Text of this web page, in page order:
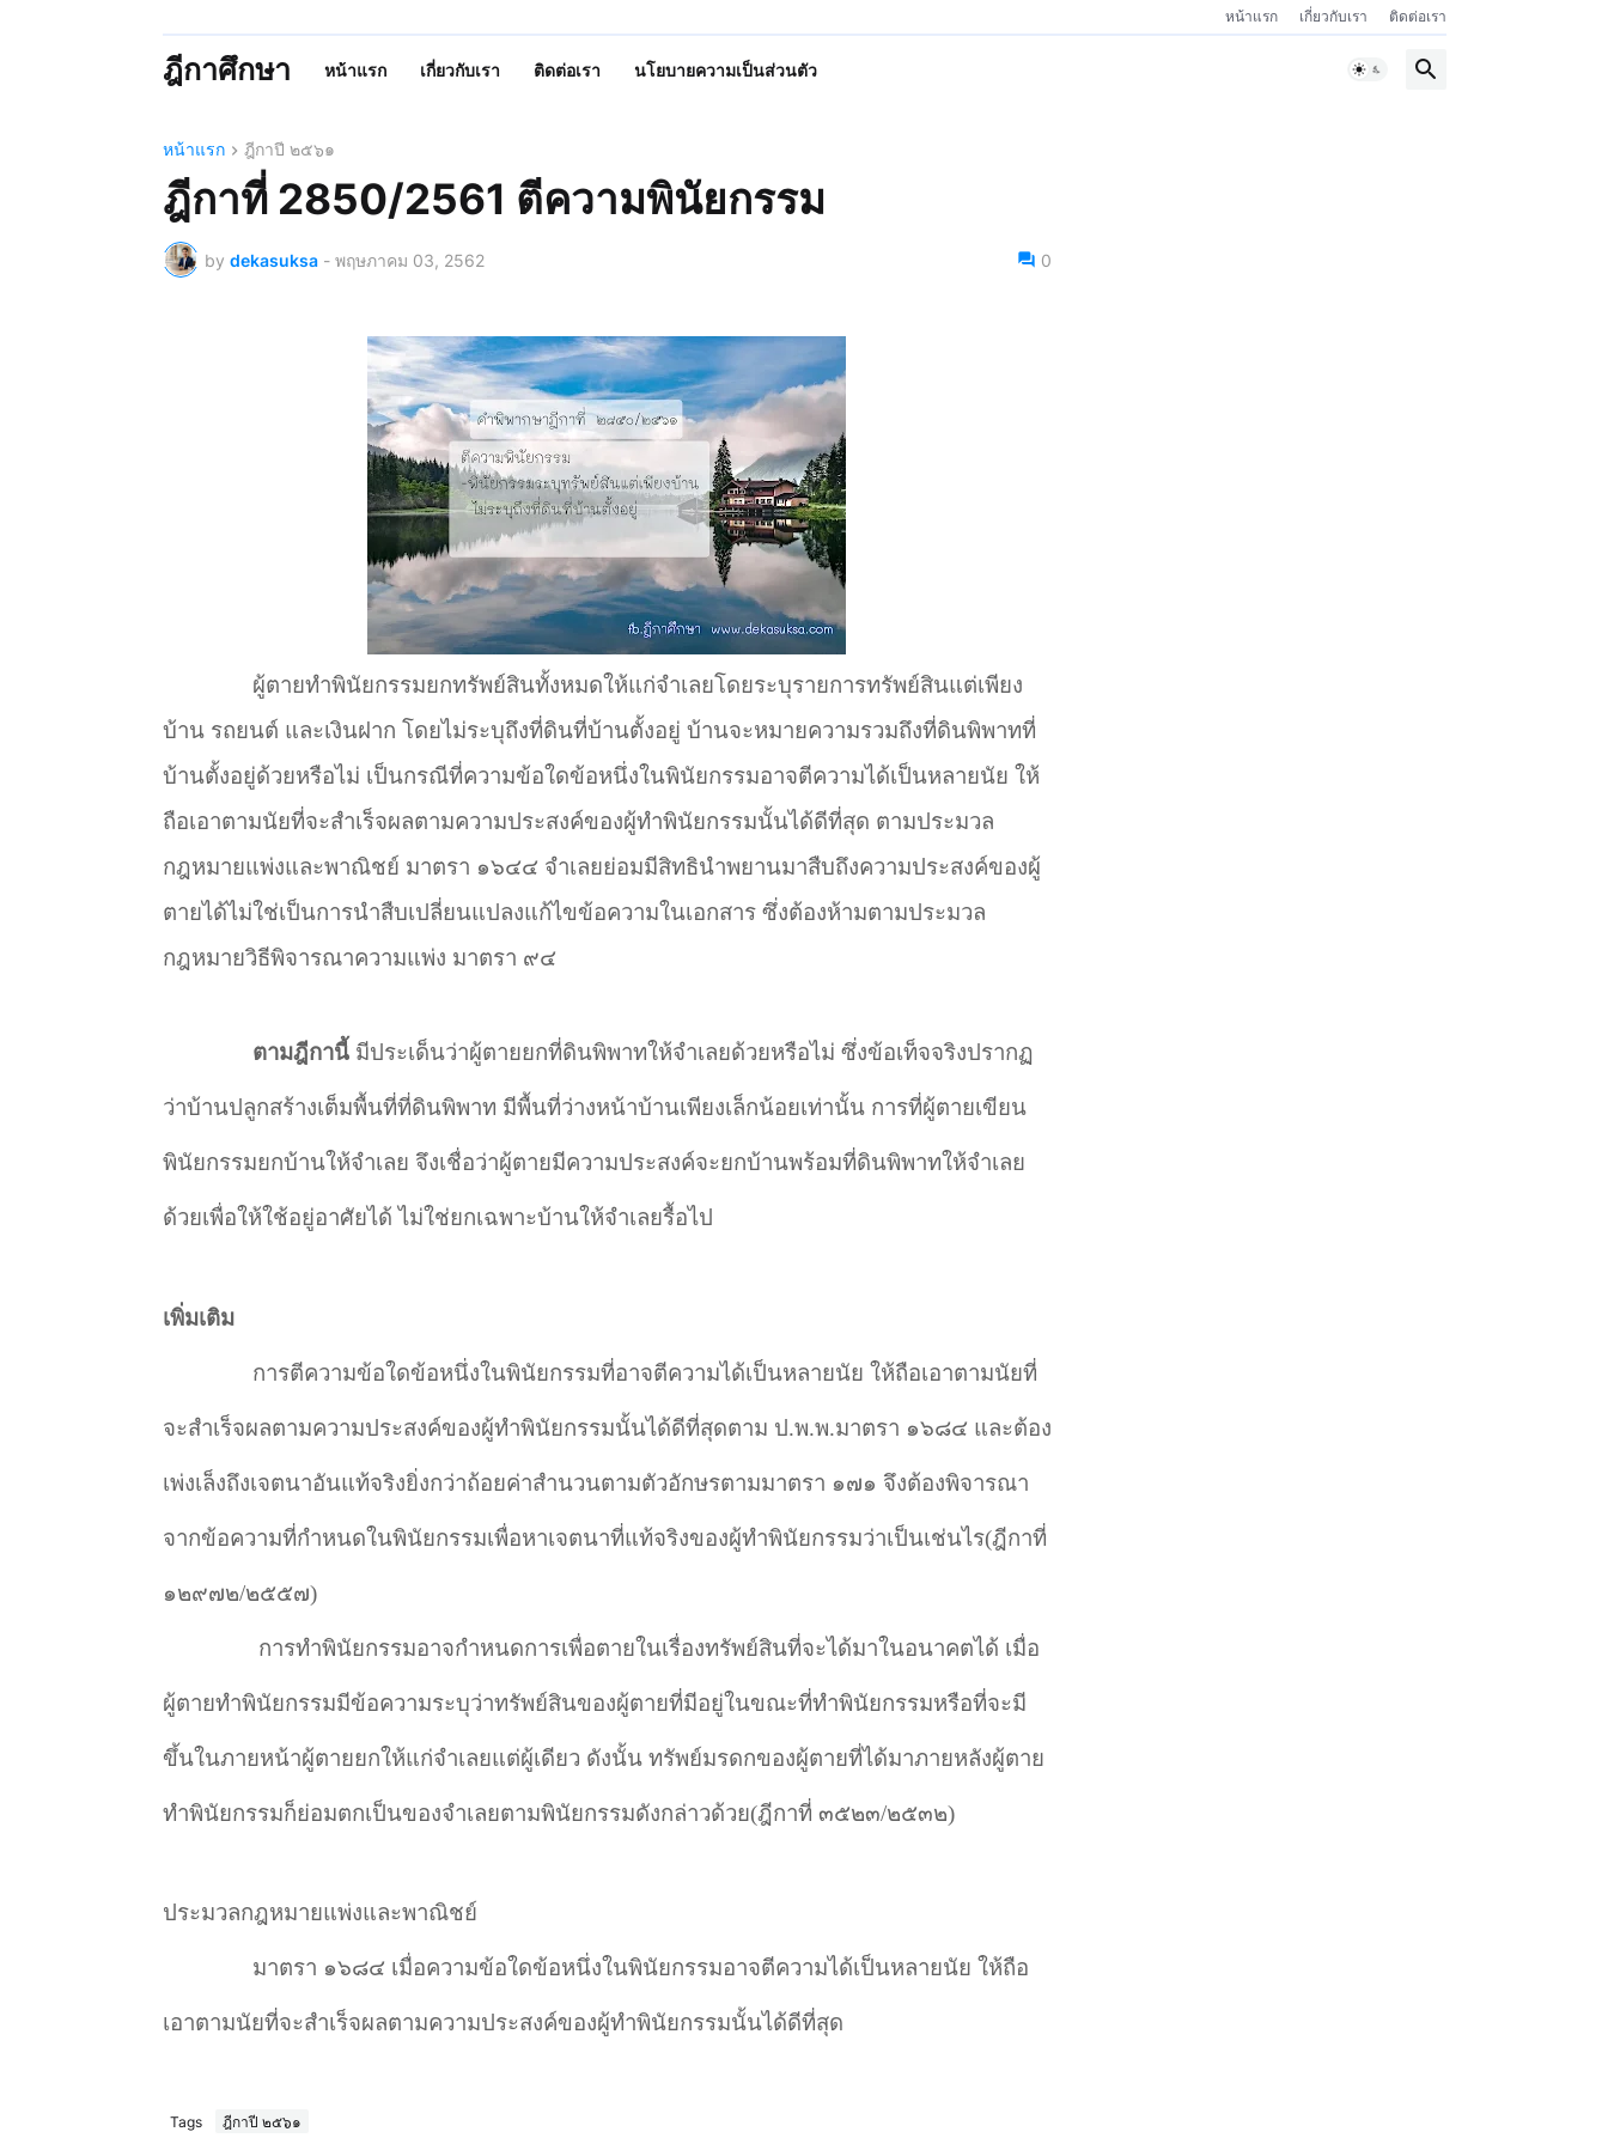
หน้าแรก เกี่ยวกับเรา ติดต่อเรา
ฎีกาศึกษา หน้าแรก เกี่ยวกับเรา ติดต่อเรา นโยบายความเป็นส่วนตัว
หน้าแรก ฎีกาปี ๒๕๖๑
ฎีกาที่ 2850/2561 ตีความพินัยกรรม
by dekasuksa - พฤษภาคม 03, 2562 0
ผู้ตายทำพินัยกรรมยกทรัพย์สินทั้งหมดให้แก่จำเลยโดยระบุรายการทรัพย์สินแต่เพียง
บ้าน รถยนต์ และเงินฝาก โดยไม่ระบุถึงที่ดินที่บ้านตั้งอยู่ บ้านจะหมายความรวมถึงที่ดินพิพาทที่
บ้านตั้งอยู่ด้วยหรือไม่ เป็นกรณีที่ความข้อใดข้อหนึ่งในพินัยกรรมอาจตีความได้เป็นหลายนัย ให้
ถือเอาตามนัยที่จะสำเร็จผลตามความประสงค์ของผู้ทำพินัยกรรมนั้นได้ดีที่สุด ตามประมวล
กฎหมายแพ่งและพาณิชย์ มาตรา ๑๖๔๔ จำเลยย่อมมีสิทธินำพยานมาสืบถึงความประสงค์ของผู้
ตายได้ไม่ใช่เป็นการนำสืบเปลี่ยนแปลงแก้ไขข้อความในเอกสาร ซึ่งต้องห้ามตามประมวล
กฎหมายวิธีพิจารณาความแพ่ง มาตรา ๙๔
ตามฎีกานี้มีประเด็นว่าผู้ตายยกที่ดินพิพาทให้จำเลยด้วยหรือไม่ ซึ่งข้อเท็จจริงปรากฏ
ว่าบ้านปลูกสร้างเต็มพื้นที่ที่ดินพิพาท มีพื้นที่ว่างหน้าบ้านเพียงเล็กน้อยเท่านั้น การที่ผู้ตายเขียน
พินัยกรรมยกบ้านให้จำเลย จึงเชื่อว่าผู้ตายมีความประสงค์จะยกบ้านพร้อมที่ดินพิพาทให้จำเลย
ด้วยเพื่อให้ใช้อยู่อาศัยได้ ไม่ใช่ยกเฉพาะบ้านให้จำเลยรื้อไป
เพิ่มเติม
การตีความข้อใดข้อหนึ่งในพินัยกรรมที่อาจตีความได้เป็นหลายนัย ให้ถือเอาตามนัยที่
จะสำเร็จผลตามความประสงค์ของผู้ทำพินัยกรรมนั้นได้ดีที่สุดตาม ป.พ.พ.มาตรา ๑๖๘๔ และต้อง
เพ่งเล็งถึงเจตนาอันแท้จริงยิ่งกว่าถ้อยค่าสำนวนตามตัวอักษรตามมาตรา ๑๗๑ จึงต้องพิจารณา
จากข้อความที่กำหนดในพินัยกรรมเพื่อหาเจตนาที่แท้จริงของผู้ทำพินัยกรรมว่าเป็นเช่นไร(ฎีกาที่
๑๒๙๗๒/๒๕๕๗)
การทำพินัยกรรมอาจกำหนดการเพื่อตายในเรื่องทรัพย์สินที่จะได้มาในอนาคตได้ เมื่อ
ผู้ตายทำพินัยกรรมมีข้อความระบุว่าทรัพย์สินของผู้ตายที่มีอยู่ในขณะที่ทำพินัยกรรมหรือที่จะมี
ขึ้นในภายหน้าผู้ตายยกให้แก่จำเลยแต่ผู้เดียว ดังนั้น ทรัพย์มรดกของผู้ตายที่ได้มาภายหลังผู้ตาย
ทำพินัยกรรมก็ย่อมตกเป็นของจำเลยตามพินัยกรรมดังกล่าวด้วย(ฎีกาที่ ๓๕๒๓/๒๕๓๒)
ประมวลกฎหมายแพ่งและพาณิชย์
มาตรา ๑๖๘๔ เมื่อความข้อใดข้อหนึ่งในพินัยกรรมอาจตีความได้เป็นหลายนัย ให้ถือ
เอาตามนัยที่จะสำเร็จผลตามความประสงค์ของผู้ทำพินัยกรรมนั้นได้ดีที่สุด
Tags ฎีกาปี ๒๕๖๑